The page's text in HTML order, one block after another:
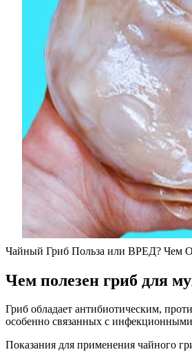
Чайный Гриб Польза или ВРЕД? Чем
Чем полезен гриб для
Гриб обладает антибиотическим,
особенно связанных с
Показания для применения чайного